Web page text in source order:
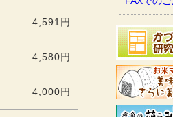
4,591円
4,580円
4,000円